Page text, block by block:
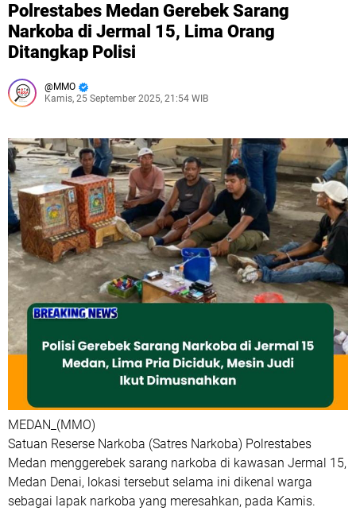
Polrestabes Medan Gerebek Sarang
Narkoba di Jermal 15, Lima Orang
Ditangkap Polisi
MMO
Kamis, 25 September 2025, 21:54 WIB
MEDAN_(MMO)
Satuan Reserse Narkoba (Satres Narkoba) Polrestabes
Medan menggerebek sarang narkoba di kawasan Jermal 15,
Medan Denai, lokasi tersebut selama ini dikenal warga
sebagai lapak narkoba yang meresahkan, pada Kamis.